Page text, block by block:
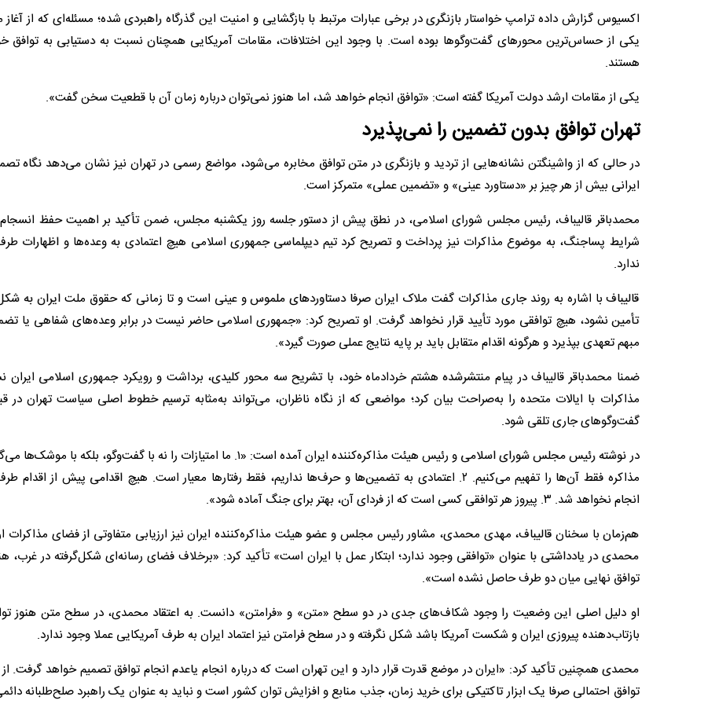
اکسیوس گزارش داده ترامپ خواستار بازنگری در برخی عبارات مرتبط با بازگشایی و امنیت این گذرگاه راهبردی شده؛ مسئله‌ای که از آغاز
یکی از حساس‌ترین محورهای گفت‌وگوها بوده است. با وجود این اختلافات، مقامات آمریکایی همچنان نسبت به دستیابی به
هستند.
یکی از مقامات ارشد دولت آمریکا گفته است: «توافق انجام خواهد شد، اما هنوز نمی‌توان درباره زمان آن با قطعیت سخن گفت».
تهران توافق بدون تضمین را نمی‌پذیرد
در حالی که از واشینگتن نشانه‌هایی از تردید و بازنگری در متن توافق مخابره می‌شود، مواضع رسمی در تهران نیز نشان می‌دهد نگاه
ایرانی بیش از هر چیز بر «دستاورد عینی» و «تضمین عملی» متمرکز است.
محمدباقر قالیباف، رئیس مجلس شورای اسلامی، در نطق پیش از دستور جلسه روز یکشنبه مجلس، ضمن تأکید بر اهمیت حفظ
شرایط پساجنگ، به موضوع مذاکرات نیز پرداخت و تصریح کرد تیم دیپلماسی جمهوری اسلامی هیچ اعتمادی به وعده‌ها و اظهارات
ندارد.
قالیباف با اشاره به روند جاری مذاکرات گفت ملاک ایران صرفا دستاوردهای ملموس و عینی است و تا زمانی که حقوق ملت ایران به
تأمین نشود، هیچ توافقی مورد تأیید قرار نخواهد گرفت. او تصریح کرد: «جمهوری اسلامی حاضر نیست در برابر وعده‌های شفاهی یا
مبهم تعهدی بپذیرد و هرگونه اقدام متقابل باید بر پایه نتایج عملی صورت گیرد».
ضمنا محمدباقر قالیباف در پیام منتشرشده هشتم خردادماه خود، با تشریح سه محور کلیدی، برداشت و رویکرد جمهوری اسلامی ایران
مذاکرات با ایالات متحده را به‌صراحت بیان کرد؛ مواضعی که از نگاه ناظران، می‌تواند به‌مثابه ترسیم خطوط اصلی سیاست تهران در
گفت‌وگوهای جاری تلقی شود.
در نوشته رئیس مجلس شورای اسلامی و رئیس هیئت مذاکره‌کننده ایران آمده است: «۱. ما امتیازات را نه با گفت‌وگو، بلکه با
مذاکره فقط آن‌ها را تفهیم می‌کنیم. ۲️. اعتمادی به تضمین‌ها و حرف‌ها نداریم، فقط رفتارها معیار است. هیچ اقدامی پیش از
انجام نخواهد شد. ۳️. پیروز هر توافقی کسی است که از فردای آن، بهتر برای جنگ آماده شود».
هم‌زمان با سخنان قالیباف، مهدی محمدی، مشاور رئیس مجلس و عضو هیئت مذاکره‌کننده ایران نیز ارزیابی متفاوتی از فضای مذاکرات
محمدی در یادداشتی با عنوان «توافقی وجود ندارد؛ ابتکار عمل با ایران است» تأکید کرد: «برخلاف فضای رسانه‌ای شکل‌گرفته در غرب،
توافق نهایی میان دو طرف حاصل نشده است».
او دلیل اصلی این وضعیت را وجود شکاف‌های جدی در دو سطح «متن» و «فرامتن» دانست. به اعتقاد محمدی، در سطح متن هنوز
بازتاب‌دهنده پیروزی ایران و شکست آمریکا باشد شکل نگرفته و در سطح فرامتن نیز اعتماد ایران به طرف آمریکایی عملا وجود ندارد.
محمدی همچنین تأکید کرد: «ایران در موضع قدرت قرار دارد و این تهران است که درباره انجام یاعدم انجام توافق تصمیم خواهد گرفت. از
توافق احتمالی صرفا یک ابزار تاکتیکی برای خرید زمان، جذب منابع و افزایش توان کشور است و نباید به عنوان یک راهبرد صلح‌طلبانه